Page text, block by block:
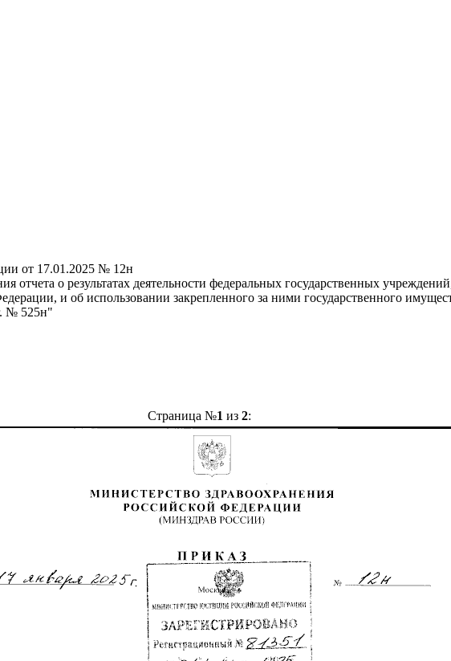
от 17.01.2025 № 12н
отчета о результатах деятельности федеральных государственных
и об использовании закрепленного за ними государственного
№ 525н"
Страница №1 из 2: